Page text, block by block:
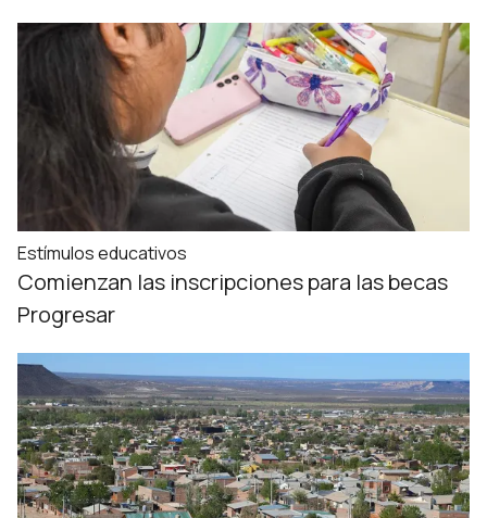
Estímulos educativos
Comienzan las inscripciones para las becas
Progresar